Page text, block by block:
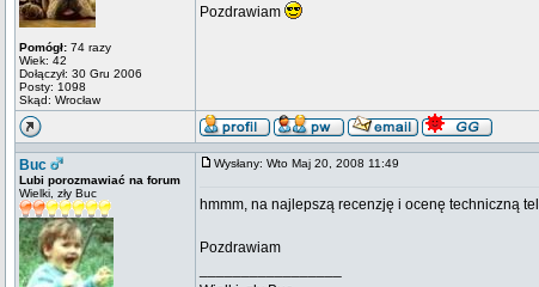
Pomógł: 74 razy
Wiek: 42
Dołączył: 30 Gru 2006
Posty: 1098
Skąd: Wrocław
Pozdrawiam
Buc
Lubi porozmawiać na forum
Wielki, zły Buc
Wysłany: Wto Maj 20, 2008 11:49
hmmm, na najlepszą recenzję i ocenę techniczną
Pozdrawiam